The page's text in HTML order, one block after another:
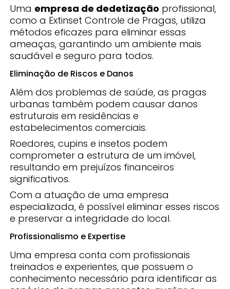
Uma empresa de dedetização profissional,
como a Extinset Controle de Pragas, utiliza
métodos eficazes para eliminar essas
ameaças, garantindo um ambiente mais
saudável e seguro para todos.
Eliminação de Riscos e Danos
Além dos problemas de saúde, as pragas
urbanas também podem causar danos
estruturais em residências e
estabelecimentos comerciais.
Roedores, cupins e insetos podem
comprometer a estrutura de um imóvel,
resultando em prejuízos financeiros
significativos.
Com a atuação de uma empresa
especializada, é possível eliminar esses riscos
e preservar a integridade do local.
Profissionalismo e Expertise
Uma empresa conta com profissionais
treinados e experientes, que possuem o
conhecimento necessário para identificar as